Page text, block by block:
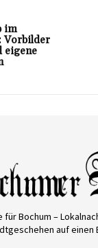
im
Vorbilder
eigene
Bochum –
auf einen